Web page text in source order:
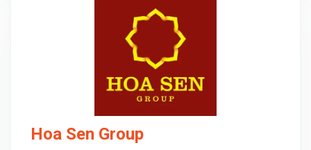
Hoa Sen Group